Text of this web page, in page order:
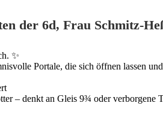
der 6d, Frau Schmitz-
✨
Portale, die sich öffnen lassen
– denkt an Gleis 9¾ oder verborgene